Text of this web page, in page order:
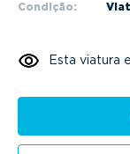
Condição:
Esta viatura